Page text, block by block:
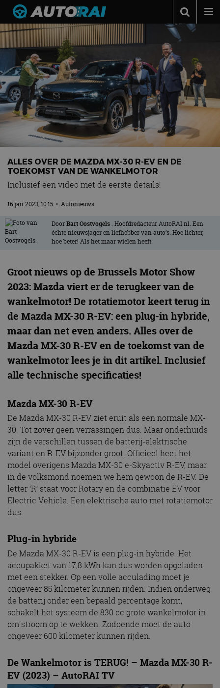
Autonieuws
Podcast
Autotests
Automerken
Adverteren
Contact
MotorRAI.nl
ALLES OVER DE MAZDA MX-30 R-EV EN DE
TOEKOMST VAN DE WANKELMOTOR
Inclusief een video met de eerste details!
16 jan 2023, 10:15 • Autonieuws
DoorBart Oostvogels . Hoofdredacteur AutoRAI.nl. Een
échte nieuwsjager en liefhebber van auto’s. Hoe lichter,
hoe beter! Als het maar wielen heeft.
Groot nieuws op de Brussels Motor Show
2023: Mazda viert er de terugkeer van de
wankelmotor! De rotatiemotor keert terug in
de Mazda MX-30 R-EV: een plug-in hybride,
maar dan net even anders. Alles over de
Mazda MX-30 R-EV en de toekomst van de
wankelmotor lees je in dit artikel. Inclusief
alle technische specificaties!
Mazda MX-30 R-EV
De Mazda MX-30 R-EV ziet eruit als een normale MX-
30. Tot zover geen verrassingen dus. Maar onderhuids
zijn de verschillen tussen de batterij-elektrische
variant en R-EV bijzonder groot. Officieel heet het
model overigens Mazda MX-30 e-Skyactiv R-EV, maar
in de volksmond noemen we hem gewoon de R-EV. De
letter ‘R’ staat voor Rotary en de combinatie EV voor
Electric Vehicle. Een elektrische auto met rotatiemotor
dus.
Plug-in hybride
De Mazda MX-30 R-EV is een plug-in hybride. Het
accupakket van 17,8 kWh kan dus worden opgeladen
met een stekker. Op een volle acculading moet je
ongeveer 85 kilometer kunnen rijden. Indien onderweg
de batterij onder een bepaald percentage komt,
schakelt het systeem de 830 cc grote wankelmotor in
om stroom op te wekken. Zodoende moet de auto
ongeveer 600 kilometer kunnen rijden.
De Wankelmotor is TERUG! – Mazda MX-30 R-
EV (2023) – AutoRAI TV